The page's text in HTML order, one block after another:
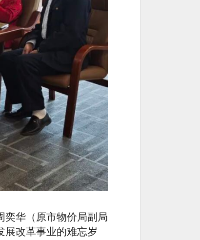
奕华（原市物价局副局
展改革事业的难忘岁